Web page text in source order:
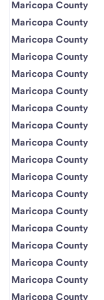
Maricopa County
Maricopa County
Maricopa County
Maricopa County
Maricopa County
Maricopa County
Maricopa County
Maricopa County
Maricopa County
Maricopa County
Maricopa County
Maricopa County
Maricopa County
Maricopa County
Maricopa County
Maricopa County
Maricopa County
Maricopa County